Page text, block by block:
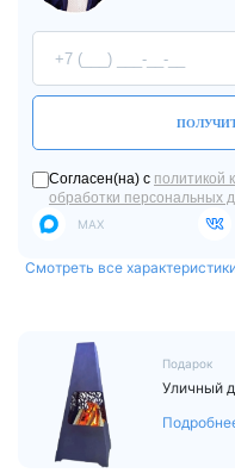
Согласен(на) с политикой
обработки персональных
MAX
Смотреть все
Подарок
Уличный